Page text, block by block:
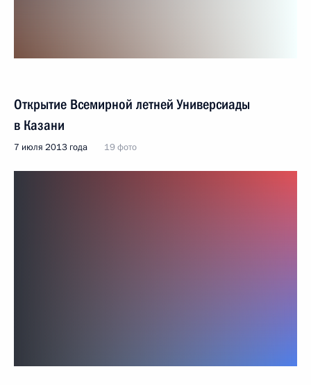
Открытие Всемирной летней Универсиады
в Казани
7 июля 2013 года 19 фото